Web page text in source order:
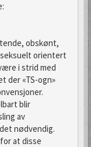
obskønt,
orientert
i strid med
der «TS-ogn»
blir
av
nødvendig.
at disse